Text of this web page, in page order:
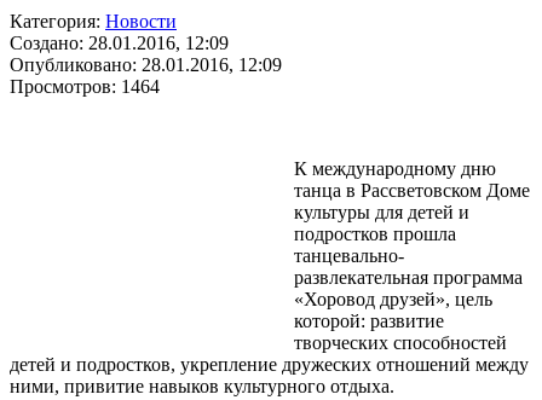
Категория: Новости
Создано: 28.01.2016, 12:09
Опубликовано: 28.01.2016, 12:09
Просмотров: 1464
К международному дню
танца в Рассветовском Доме
культуры для детей и
подростков прошла
танцевально-
развлекательная программа
«Хоровод друзей», цель
которой: развитие
творческих способностей
детей и подростков, укрепление дружеских отношений между
ними, привитие навыков культурного отдыха.